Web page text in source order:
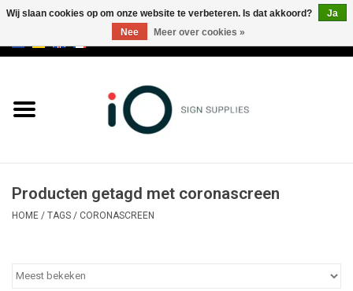
Merken
Producten getagd met coronascreen
HOME / TAGS / CORONASCREEN
Wij slaan cookies op om onze website te verbeteren. Is dat akkoord?
Ja
Nee
Meer over cookies »